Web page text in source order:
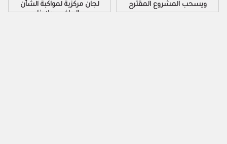
لجان مركزية لمواكبة الشأن
الرياضي ببلادنا..
ويسحب المشروع المقترح